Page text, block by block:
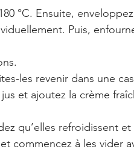
°C. Ensuite,
Puis,
les revenir dans une
et ajoutez la crème
qu’elles refroidissent et
commencez à les vider